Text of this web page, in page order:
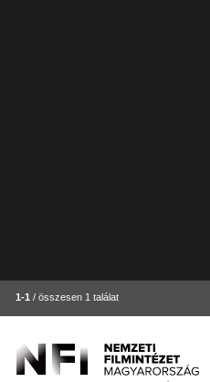
1-1 / összesen 1 találat